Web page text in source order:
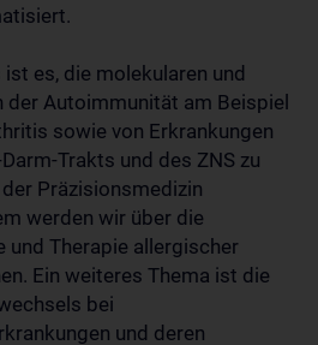
es, die molekularen und
der Autoimmunität am Beispiel
sowie von Erkrankungen
Trakts und des ZNS zu
Präzisionsmedizin
werden wir über die
und Therapie allergischer
Ein weiteres Thema ist die
bei
und deren